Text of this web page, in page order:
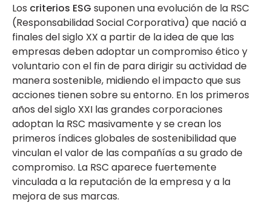
Los criterios ESG suponen una evolución de la RSC
(Responsabilidad Social Corporativa) que nació a
finales del siglo XX a partir de la idea de que las
empresas deben adoptar un compromiso ético y
voluntario con el fin de para dirigir su actividad de
manera sostenible, midiendo el impacto que sus
acciones tienen sobre su entorno. En los primeros
años del siglo XXI las grandes corporaciones
adoptan la RSC masivamente y se crean los
primeros índices globales de sostenibilidad que
vinculan el valor de las compañías a su grado de
compromiso. La RSC aparece fuertemente
vinculada a la reputación de la empresa y a la
mejora de sus marcas.